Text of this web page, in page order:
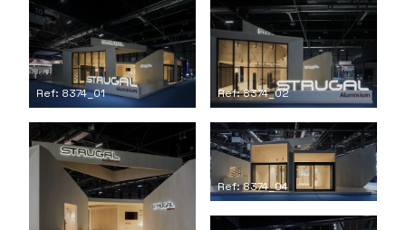
Ref: 8374_01 Ref: 8374_02
Ref: 8374_04